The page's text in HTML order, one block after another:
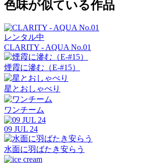
色味が似ている作品
レンタル中
CLARITY - AQUA No.01
煙霞に滲む（E-#15）
星とおしゃべり
ワンチーム
09 JUL 24
水面に羽ばたき安らう